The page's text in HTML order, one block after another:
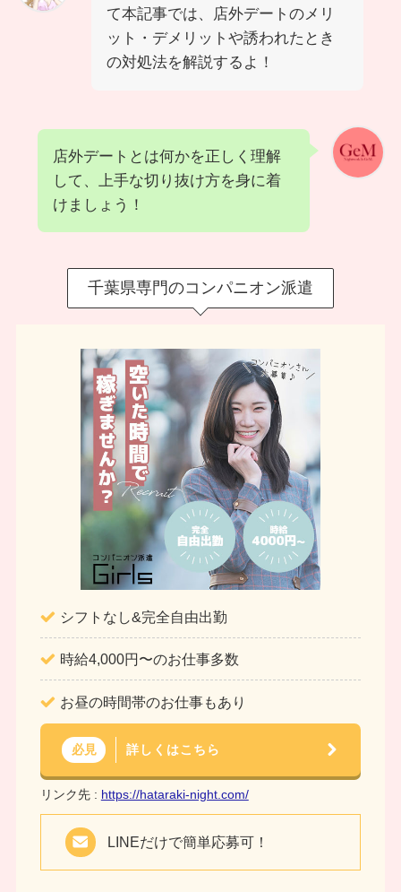
て本記事では、店外デートのメリ
ット・デメリットや誘われたとき
の対処法を解説するよ！
店外デートとは何かを正しく理解
して、上手な切り抜け方を身に着
けましょう！
千葉県専門のコンパニオン派遣
シフトなし&完全自由出勤
時給4,000円〜のお仕事多数
お昼の時間帯のお仕事もあり
必見 詳しくはこちら
リンク先 : https://hataraki-night.com/
LINEだけで簡単応募可！